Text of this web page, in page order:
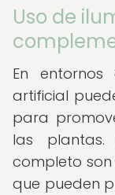
Uso de
En
artificial
para
las plantas.
completo son
que pueden